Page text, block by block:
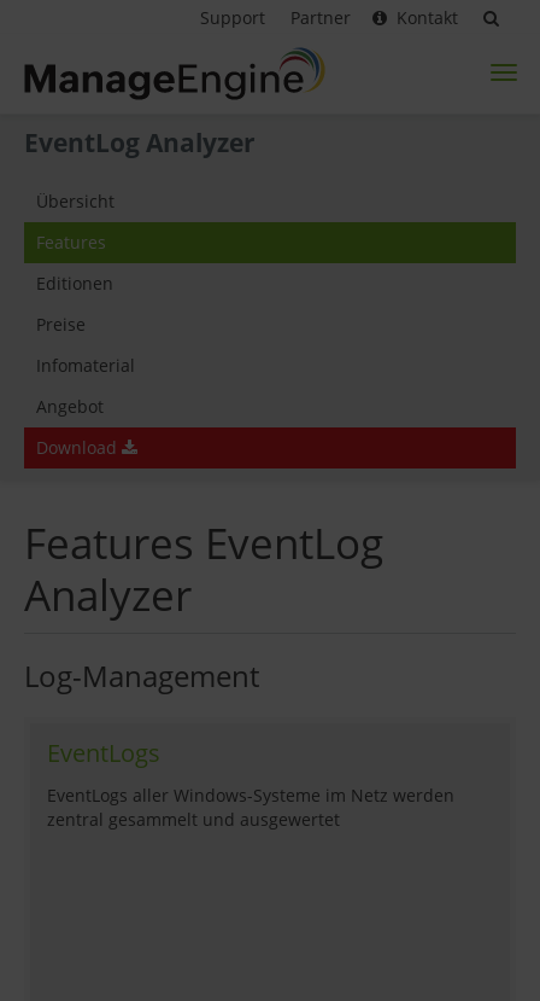
Support Partner Kontakt
EventLog Analyzer
Übersicht
Features
Editionen
Preise
Infomaterial
Angebot
Download
Features EventLog
Analyzer
Log-Management
EventLogs
EventLogs aller Windows-Systeme im Netz werden
zentral gesammelt und ausgewertet